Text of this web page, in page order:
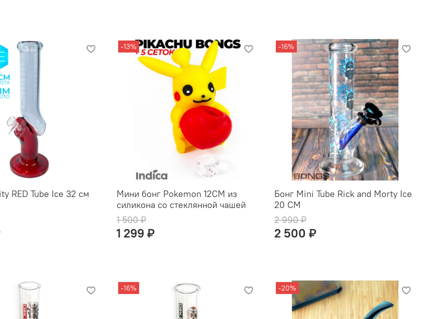
RED Tube Ice 32 см
-13%
Мини бонг Pokemon 12СМ из
силикона со стеклянной чашей
1 500 ₽
1 299 ₽
-16%
Бонг Mini Tube Rick and Morty Ice
20 СМ
2 990 ₽
2 500 ₽
-16% -20%